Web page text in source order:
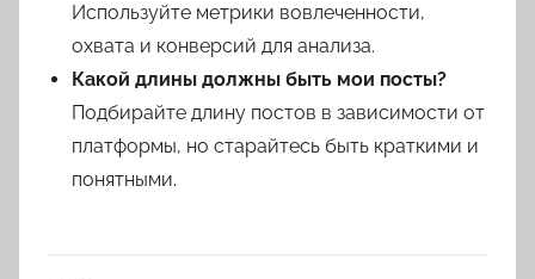
Используйте метрики вовлеченности,
охвата и конверсий для анализа.
Какой длины должны быть мои посты?
Подбирайте длину постов в зависимости от
платформы, но старайтесь быть краткими и
понятными.